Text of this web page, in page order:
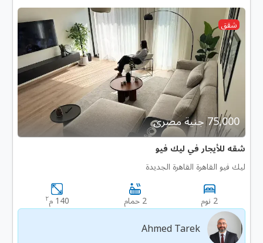
شقق
75,000 جنية مصرى
شقه للأيجار في ليك فيو
ليك فيو القاهرة القاهرة الجديدة
2 نوم 2 حمام 140 م ٢
Ahmed Tarek